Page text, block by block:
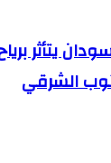
يتأثر
الشرقي